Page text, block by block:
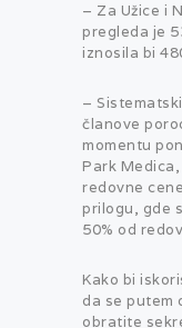
– Za Užice i
pregleda je
iznosila bi
–
članove
momentu
Park
redovne
prilogu, gde
50% od
Kako bi
da se putem
obratite